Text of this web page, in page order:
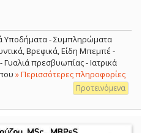
Υποδήματα - Συμπληρώματα
Βρεφικά, Είδη Μπεμπέ -
πρεσβυωπίας - Ιατρικά
» Περισσότερες πληροφορίες
Προτεινόμενα